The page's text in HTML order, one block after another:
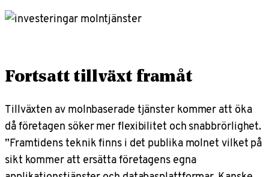
Fortsatt tillväxt framåt
Tillväxten av molnbaserade tjänster kommer att öka
då företagen söker mer flexibilitet och snabbrörlighet.
”Framtidens teknik finns i det publika molnet vilket på
sikt kommer att ersätta företagens egna